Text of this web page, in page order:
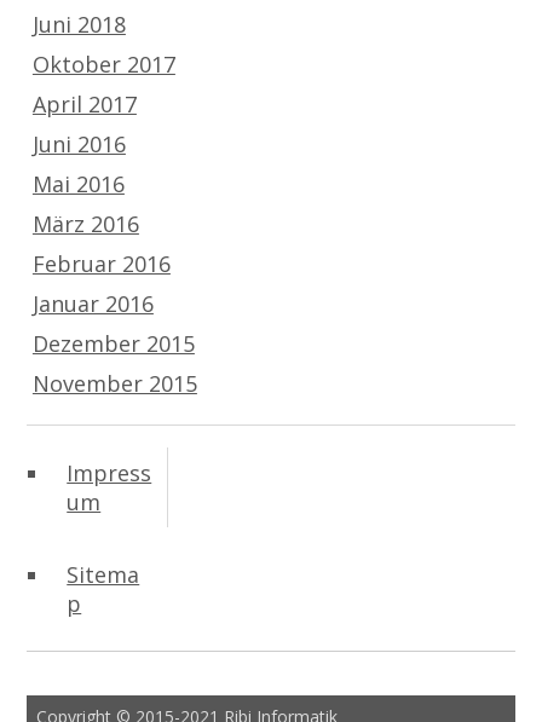
Juni 2018
Oktober 2017
April 2017
Juni 2016
Mai 2016
März 2016
Februar 2016
Januar 2016
Dezember 2015
November 2015
Impress
um
Sitema
p
Copyright © 2015-2021 Ribi Informatik